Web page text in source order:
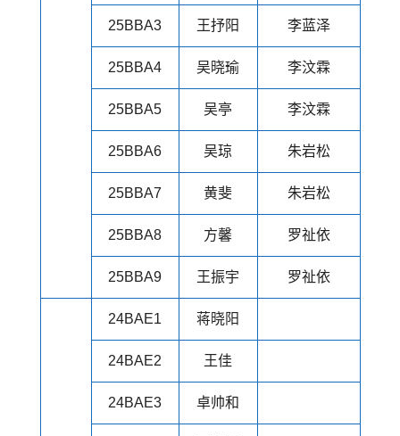
25BBA3 王抒阳 李蓝泽
25BBA4 吴晓瑜 李汶霖
25BBA5 吴亭 李汶霖
25BBA6 吴琼 朱岩松
25BBA7 黄斐 朱岩松
25BBA8 方馨 罗祉依
25BBA9 王振宇 罗祉依
24BAE1 蒋晓阳
24BAE2 王佳
24BAE3 卓帅和